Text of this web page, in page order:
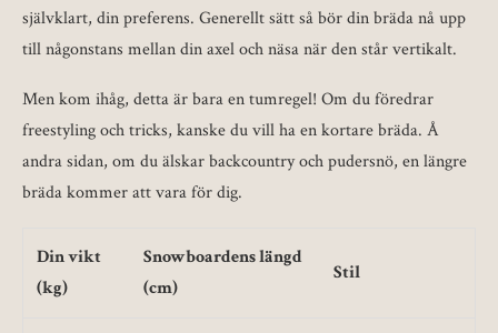
självklart, din preferens. Generellt sätt så bör din bräda nå upp
till någonstans mellan din axel och näsa när den står vertikalt.
Men kom ihåg, detta är bara en tumregel! Om du föredrar
freestyling och tricks, kanske du vill ha en kortare bräda. Å
andra sidan, om du älskar backcountry och pudersnö, en längre
bräda kommer att vara för dig.
Din vikt
(kg)
Snowboardens längd
(cm)
Stil